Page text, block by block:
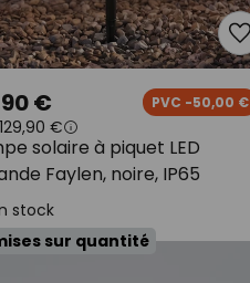
solaire à piquet LED
Faylen, noire, IP65
€ PVC -50,00 €
129,90 €
stock
sur quantité